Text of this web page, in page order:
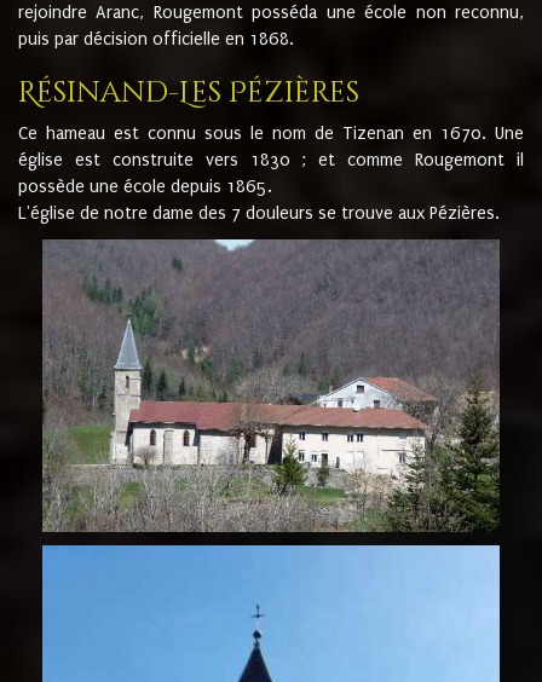
rejoindre Aranc, Rougemont posséda une école non reconnu,
puis par décision officielle en 1868.
Résinand-Les Pézières
Ce hameau est connu sous le nom de Tizenan en 1670. Une
église est construite vers 1830 ; et comme Rougemont il
possède une école depuis 1865.
L'église de notre dame des 7 douleurs se trouve aux Pézières.